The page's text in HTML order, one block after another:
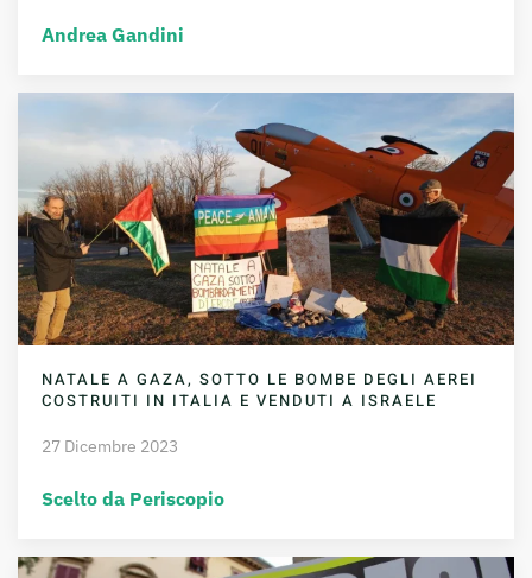
Andrea Gandini
NATALE A GAZA, SOTTO LE BOMBE DEGLI AEREI
COSTRUITI IN ITALIA E VENDUTI A ISRAELE
27 Dicembre 2023
Scelto da Periscopio